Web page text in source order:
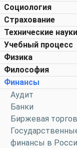
Социология
Страхование
Технические науки
Учебный процесс
Физика
Философия
Финансы
Аудит
Банки
Биржевая
финансы в